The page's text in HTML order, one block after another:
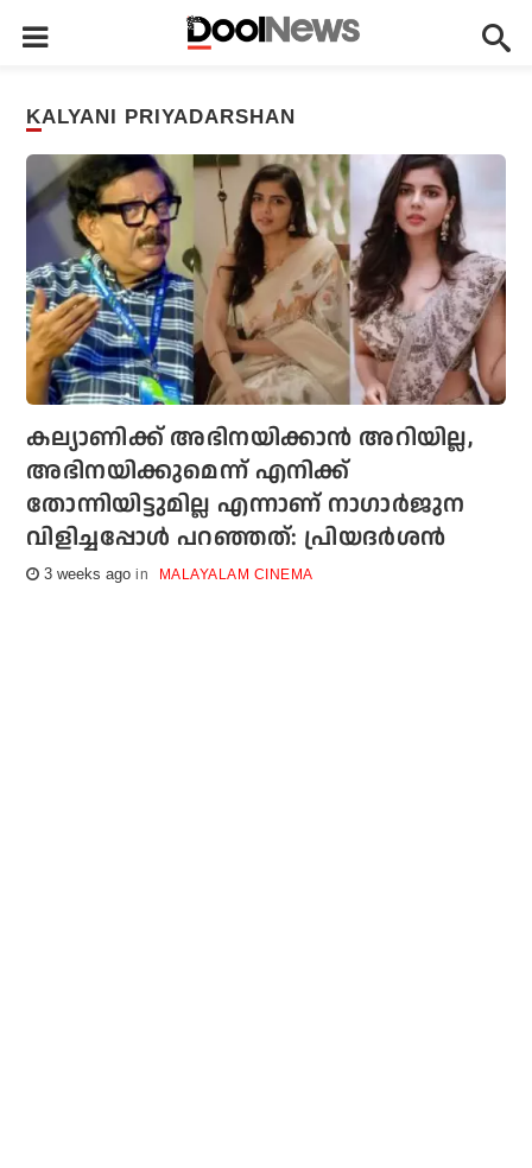
KALYANI PRIYADARSHAN
കല്യാണിക്ക് അഭിനയിക്കാന്‍ അറിയില്ല,
അഭിനയിക്കുമെന്ന് എനിക്ക്
തോന്നിയിട്ടുമില്ല എന്നാണ് നാഗാര്‍ജുന
വിളിച്ചപ്പോള്‍ പറഞ്ഞത്: പ്രിയദര്‍ശന്‍
3 weeks ago MALAYALAM CINEMA